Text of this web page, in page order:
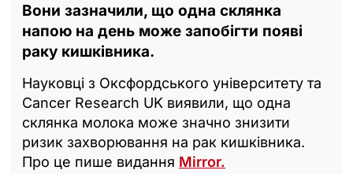
Вони зазначили, що одна склянка
напою на день може запобігти появі
раку кишківника.
Науковці з Оксфордського університету та
Cancer Research UK виявили, що одна
склянка молока може значно знизити
ризик захворювання на рак кишківника.
Про це пише видання Mirror.